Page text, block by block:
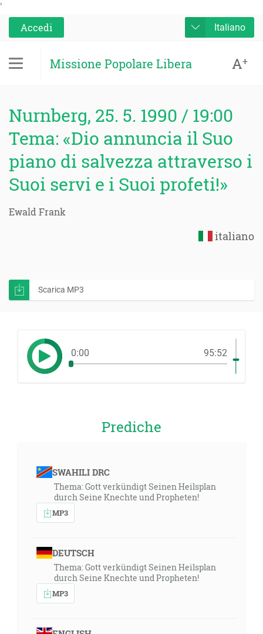
'
Accedi
Italiano
Missione Popolare Libera A+
Nurnberg, 25. 5. 1990 / 19:00
Tema: «Dio annuncia il Suo
piano di salvezza attraverso i
Suoi servi e i Suoi profeti!»
Ewald Frank
italiano
Scarica MP3
0:00 95:52
Prediche
SWAHILI DRC
Thema: Gott verkündigt Seinen Heilsplan
durch Seine Knechte und Propheten!
MP3
DEUTSCH
Thema: Gott verkündigt Seinen Heilsplan
durch Seine Knechte und Propheten!
MP3